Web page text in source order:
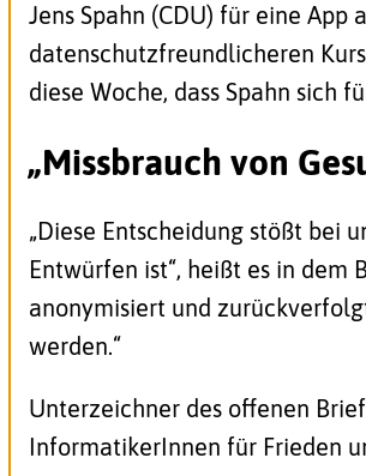
Jens Spahn (CDU) für eine
datenschutzfreundlicheren
diese Woche, dass Spahn sich
„Missbrauch von
„Diese Entscheidung stößt bei
Entwürfen ist“, heißt es in
anonymisiert und
werden.“
Unterzeichner des offenen
InformatikerInnen für Frieden